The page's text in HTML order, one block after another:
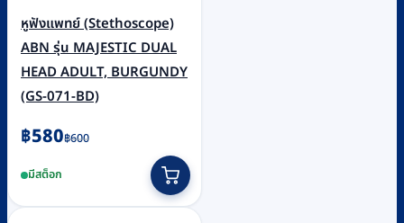
หูฟังแพทย์ (Stethoscope)
ABN รุ่น MAJESTIC DUAL
HEAD ADULT, BURGUNDY
(GS-071-BD)
฿600
Original
was:
฿600.
฿580
Current
is:
฿580.
มีสต็อก